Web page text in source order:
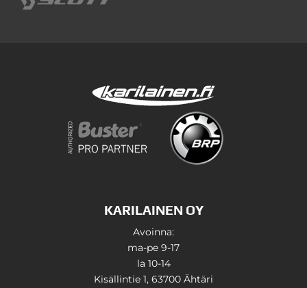
KARILAINEN OY
Avoinna:
ma-pe 9-17
la 10-14
Kisällintie 1, 63700 Ähtäri